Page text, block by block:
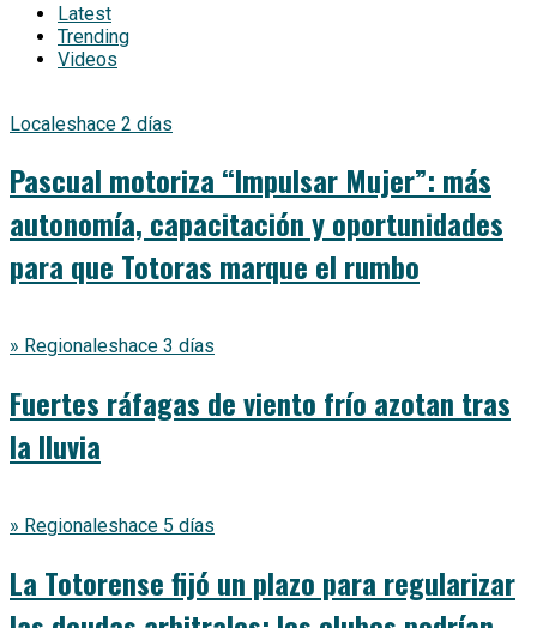
Latest
Trending
Videos
Localeshace 2 días
Pascual motoriza “Impulsar Mujer”: más
autonomía, capacitación y oportunidades
para que Totoras marque el rumbo
» Regionaleshace 3 días
Fuertes ráfagas de viento frío azotan tras
la lluvia
» Regionaleshace 5 días
La Totorense fijó un plazo para regularizar